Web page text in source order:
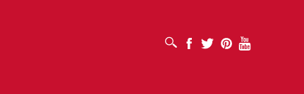
SUCHFELD ÖFFNENFacebook
Twitter PinterestYoutube